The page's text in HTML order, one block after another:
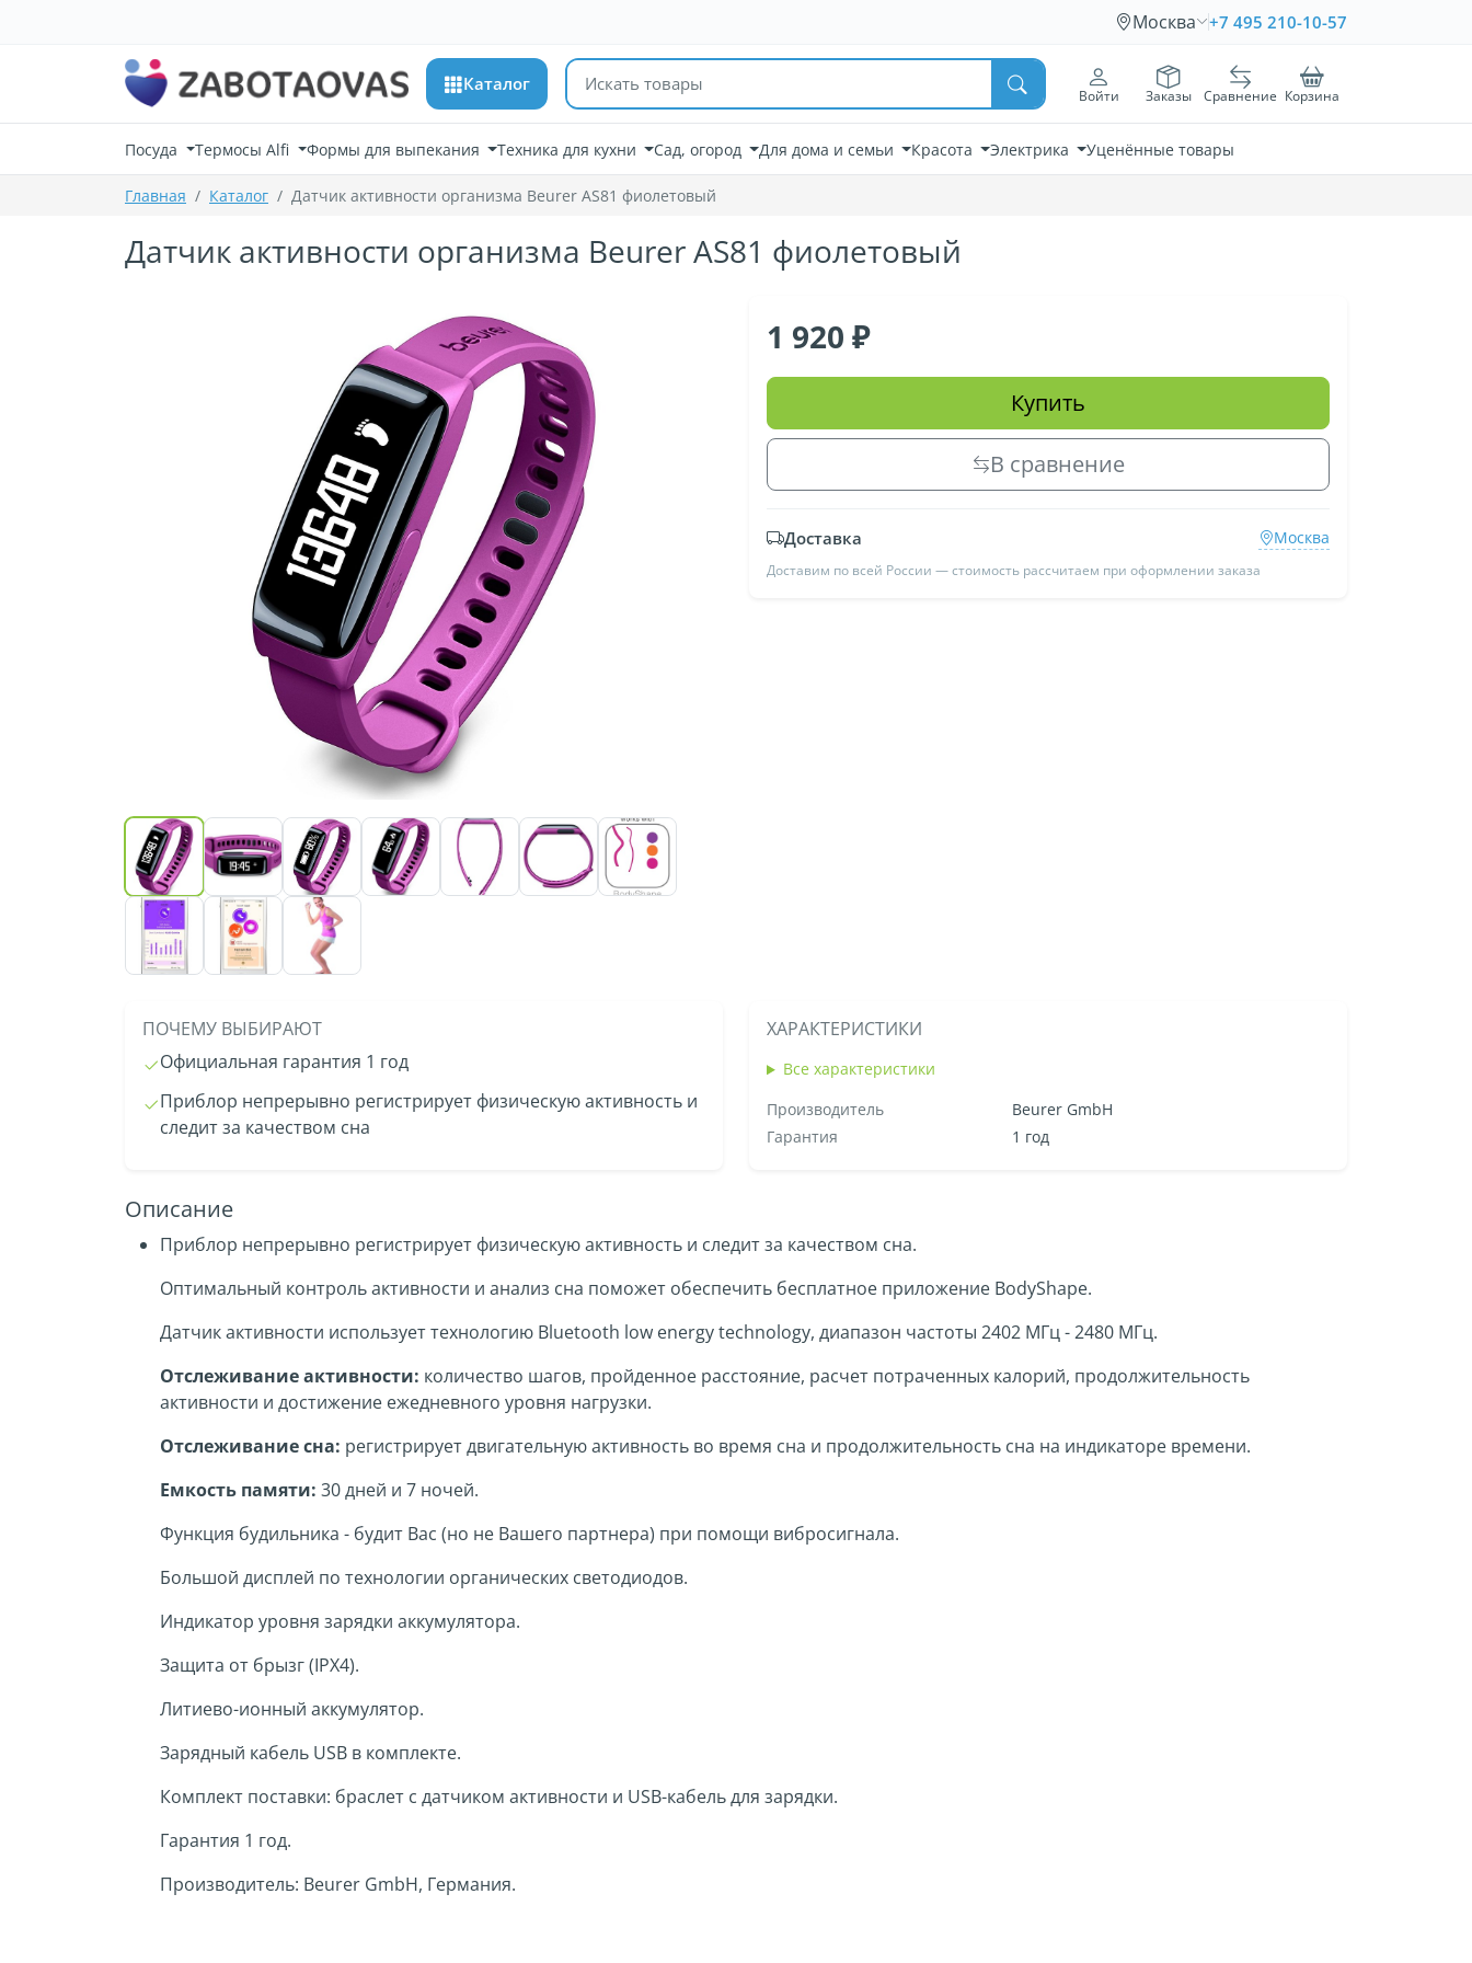
Москва +7 495 210-10-57
Каталог Поиск товаров
Войти Заказы Сравнение Корзина
Посуда Термосы Alfi Формы для выпекания Техника для кухни Сад, огород Для дома и семьи Красота Электрика Уценённые товары
Главная Каталог Датчик активности организма Beurer AS81 фиолетовый
Датчик активности организма Beurer AS81 фиолетовый
1 920
Купить
В сравнение
Доставка Москва
Доставим по всей России — стоимость рассчитаем при оформлении заказа
ПОЧЕМУ ВЫБИРАЮТ
Официальная гарантия 1 год
Приблор непрерывно регистрирует физическую активность и
следит за качеством сна
ХАРАКТЕРИСТИКИ
Все характеристики
Производитель
Beurer GmbH
Гарантия
1 год
Описание
Приблор непрерывно регистрирует физическую активность и следит за качеством сна.
Оптимальный контроль активности и анализ сна поможет обеспечить бесплатное приложение BodyShape.
Датчик активности использует технологию Bluetooth low energy technology, диапазон частоты 2402 МГц - 2480 МГц.
Отслеживание активности: количество шагов, пройденное расстояние, расчет потраченных калорий, продолжительность
активности и достижение ежедневного уровня нагрузки.
Отслеживание сна: регистрирует двигательную активность во время сна и продолжительность сна на индикаторе времени.
Емкость памяти: 30 дней и 7 ночей.
Функция будильника - будит Вас (но не Вашего партнера) при помощи вибросигнала.
Большой дисплей по технологии органических светодиодов.
Индикатор уровня зарядки аккумулятора.
Защита от брызг (IPX4).
Литиево-ионный аккумулятор.
Зарядный кабель USB в комплекте.
Комплект поставки: браслет с датчиком активности и USB-кабель для зарядки.
Гарантия 1 год.
Производитель: Beurer GmbH, Германия.